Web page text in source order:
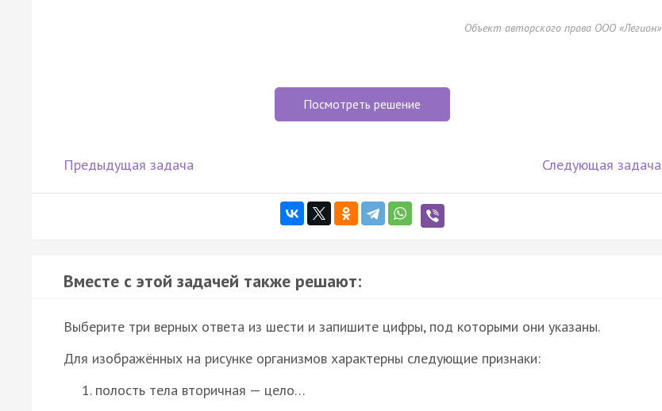
Объект авторского права ООО «Легион»
Посмотреть решение
Предыдущая задача Следующая задача
Вместе с этой задачей также решают:
Выберите три верных ответа из шести и запишите цифры, под которыми они указаны.
Для изображённых на рисунке организмов характерны следующие признаки:
полость тела вторичная — цело…